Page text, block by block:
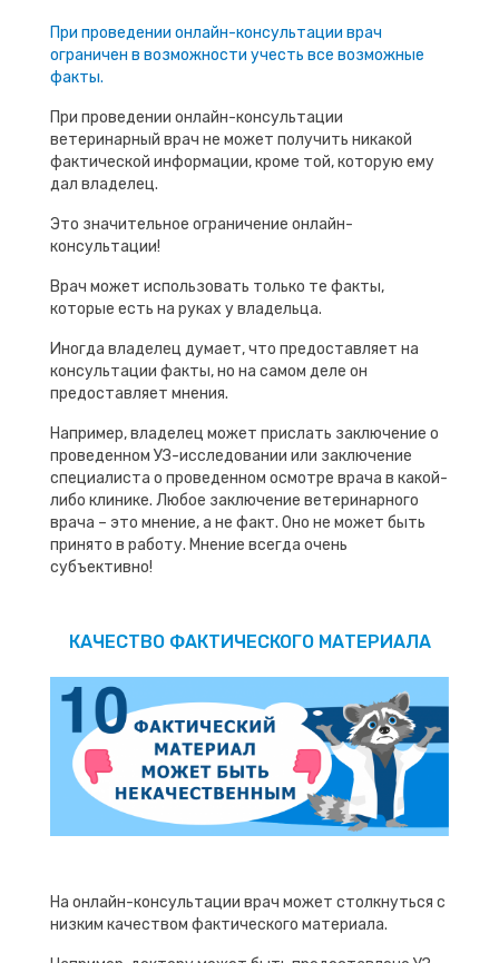
При проведении онлайн-консультации врач
ограничен в возможности учесть все возможные
факты.
При проведении онлайн-консультации
ветеринарный врач не может получить никакой
фактической информации, кроме той, которую ему
дал владелец.
Это значительное ограничение онлайн-
консультации!
Врач может использовать только те факты,
которые есть на руках у владельца.
Иногда владелец думает, что предоставляет на
консультации факты, но на самом деле он
предоставляет мнения.
Например, владелец может прислать заключение о
проведенном УЗ-исследовании или заключение
специалиста о проведенном осмотре врача в какой-
либо клинике. Любое заключение ветеринарного
врача – это мнение, а не факт. Оно не может быть
принято в работу. Мнение всегда очень
субъективно!
КАЧЕСТВО ФАКТИЧЕСКОГО МАТЕРИАЛА
На онлайн-консультации врач может столкнуться с
низким качеством фактического материала.